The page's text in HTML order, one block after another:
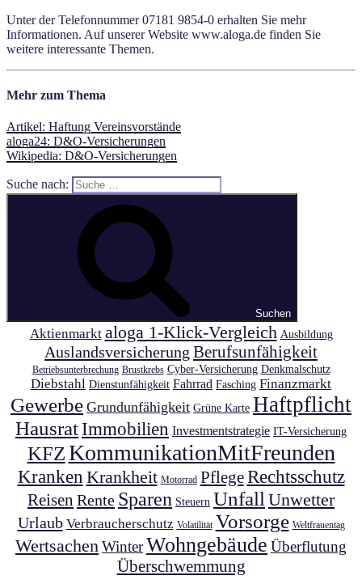
Unter der Telefonnummer 07181 9854-0 erhalten Sie mehr
Informationen. Auf unserer Website www.aloga.de finden Sie
weitere interessante Themen.
Mehr zum Thema
Artikel: Haftung Vereinsvorstände
aloga24: D&O-Versicherungen
Wikipedia: D&O-Versicherungen
Suche nach:
Suchen
Aktienmarkt aloga 1-Klick-Vergleich Ausbildung
Auslandsversicherung Berufsunfähigkeit
Betriebsunterbrechung Brustkrebs Cyber-Versicherung Denkmalschutz
Diebstahl Dienstunfähigkeit Fahrrad Fasching Finanzmarkt
Gewerbe Grundunfähigkeit Grüne Karte Haftpflicht
HausratImmobilien Investmentstrategie IT-Versicherung
KFZKommunikationMitFreunden
Kranken Krankheit Motorrad Pflege Rechtsschutz
Reisen Rente Sparen Steuern Unfall Unwetter
Urlaub Verbraucherschutz Volatilität Vorsorge Weltfrauentag
WertsachenWinterWohngebäude Überflutung
Überschwemmung